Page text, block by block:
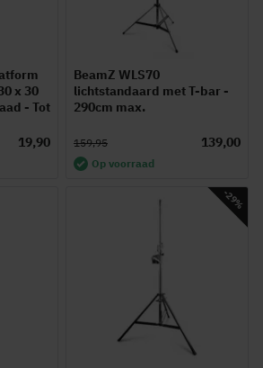
x 30
- Tot
19,90
BeamZ WLS70
lichtstandaard met T-bar -
290cm max.
139,00
159,95
Op voorraad
-29%